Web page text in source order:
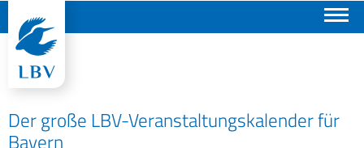
Der große LBV-Veranstaltungskalender für
Bayern